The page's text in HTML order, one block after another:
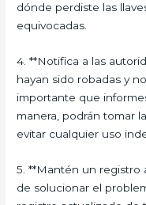
dónde perdiste las
equivocadas.
4. **Notifica a las
hayan sido robadas y
importante que
manera, podrán tomar
evitar cualquier uso
5. **Mantén un registro
de solucionar el